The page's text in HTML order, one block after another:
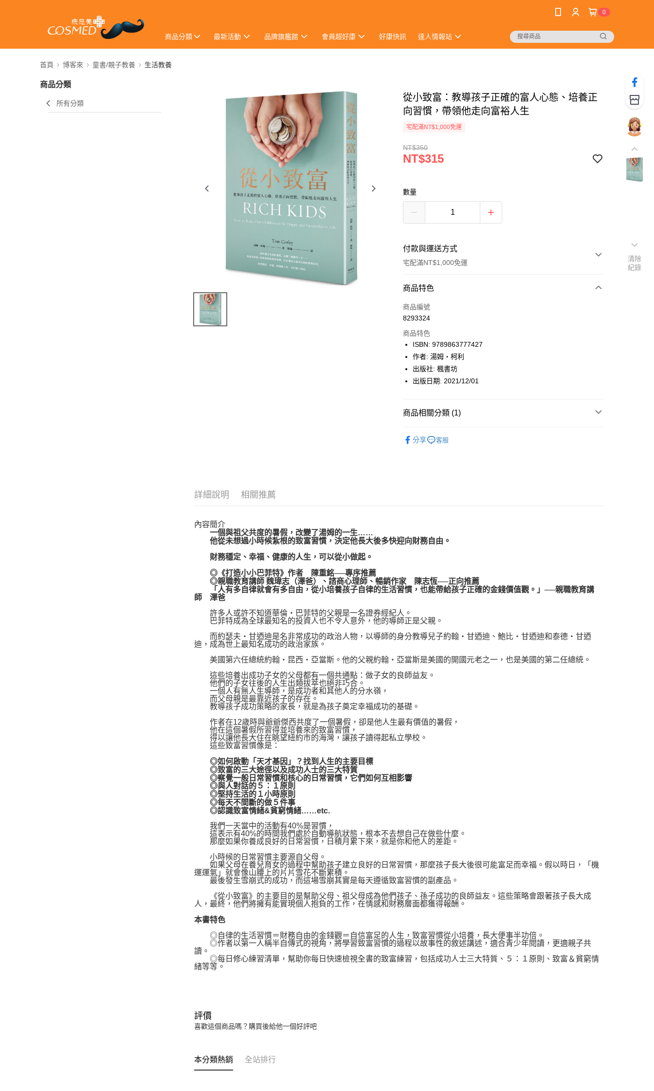
0
商品分類 最新活動 品牌旗艦館 會員超好康 好康快訊 達人情報站
首頁 博客來 童書/親子教養 生活教養
商品分類
所有分類
從小致富：教導孩子正確的富人心態、培養正
向習慣，帶領他走向富裕人生
宅配滿NT$1,000免運
NT$350
NT$315
數量
付款與運送方式
宅配滿NT$1,000免運
付款方式
icash Pay
數位禮券
LINE Pay
Apple Pay
悠遊付
商品特色
商品編號
8293324
商品特色
ISBN: 9789863777427
作者: 湯姆‧柯利
出版社: 楓書坊
出版日期: 2021/12/01
商品相關分類 (1)
分享
客服
詳細說明 相關推薦
內容簡介
一個與祖父共度的暑假，改變了湯姆的一生……
他從未想過小時候紮根的致富習慣，決定他長大後多快迎向財務自由。
財務穩定、幸福、健康的人生，可以從小做起。
◎《打造小小巴菲特》作者 陳重銘──專序推薦
◎親職教育講師 魏瑋志（澤爸）、諮商心理師、暢銷作家 陳志恆──正向推薦
「人有多自律就會有多自由，從小培養孩子自律的生活習慣，也能帶給孩子正確的金錢價值觀。」──親職教育講
師 澤爸
許多人或許不知道華倫‧巴菲特的父親是一名證券經紀人。
巴菲特成為全球最知名的投資人也不令人意外，他的導師正是父親。
而約瑟夫‧甘迺迪是名非常成功的政治人物，以導師的身分教導兒子約翰‧甘迺迪、鮑比‧甘迺迪和泰德‧甘迺
迪，成為世上最知名成功的政治家族。
美國第六任總統約翰‧昆西‧亞當斯。他的父親約翰‧亞當斯是美國的開國元老之一，也是美國的第二任總統。
這些培養出成功子女的父母都有一個共通點：做子女的良師益友。
他們的子女往後的人生出類拔萃也絕非巧合。
一個人有無人生導師，是成功者和其他人的分水嶺，
而父母親是最靠近孩子的存在。
教導孩子成功策略的家長，就是為孩子奠定幸福成功的基礎。
作者在12歲時與爺爺傑西共度了一個暑假，卻是他人生最有價值的暑假，
他在這個暑假所習得並培養來的致富習慣，
得以讓他長大住在眺望紐約市的海灣，讓孩子讀得起私立學校。
這些致富習慣像是：
◎如何啟動「天才基因」？找到人生的主要目標
◎致富的三大途徑以及成功人士的三大特質
◎察覺一般日常習慣和核心的日常習慣，它們如何互相影響
◎與人對話的５：１原則
◎堅持生活的１小時原則
◎每天不間斷的做５件事
◎認識致富情緒&貧窮情緒……etc.
我們一天當中的活動有40%是習慣，
這表示有40%的時間我們處於自動導航狀態，根本不去想自己在做些什麼。
那麼如果你養成良好的日常習慣，日積月累下來，就是你和他人的差距。
小時候的日常習慣主要源自父母。
如果父母在養兒育女的過程中幫助孩子建立良好的日常習慣，那麼孩子長大後很可能富足而幸福。假以時日，「機
運運氣」就會像山腰上的片片雪花不斷累積。
最後發生雪崩式的成功，而這場雪崩其實是每天遵循致富習慣的副產品。
《從小致富》的主要目的是幫助父母、祖父母成為他們孩子、孫子成功的良師益友。這些策略會跟著孩子長大成
人，最終，他們將擁有能實現個人抱負的工作，在情感和財務層面都獲得報酬。
本書特色
◎自律的生活習慣＝財務自由的金錢觀＝自信富足的人生，致富習慣從小培養，長大便事半功倍。
◎作者以第一人稱半自傳式的視角，將學習致富習慣的過程以故事性的敘述講述，適合青少年閱讀，更適親子共
讀。
◎每日修心練習清單，幫助你每日快速檢視全書的致富練習，包括成功人士三大特質、５：１原則、致富＆貧窮情
緒等等。
評價
喜歡這個商品嗎？購買後給他一個好評吧
本分類熱銷 全站排行
清除
紀錄